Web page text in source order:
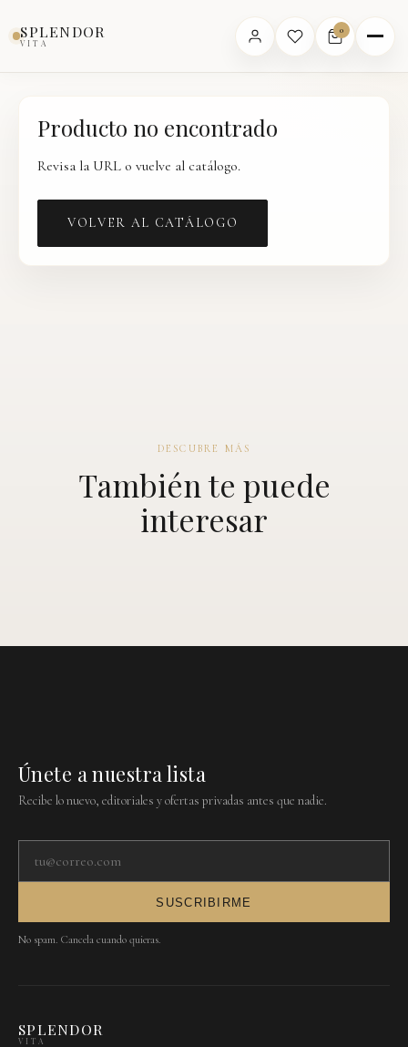
SPLENDOR
VITA
0
Producto no encontrado
Revisa la URL o vuelve al catálogo.
VOLVER AL CATÁLOGO
DESCUBRE MÁS
También te puede
interesar
Únete a nuestra lista
Recibe lo nuevo, editoriales y ofertas privadas antes que nadie.
SUSCRIBIRME
No spam. Cancela cuando quieras.
SPLENDOR
VITA